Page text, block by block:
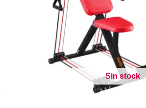
Sin stock